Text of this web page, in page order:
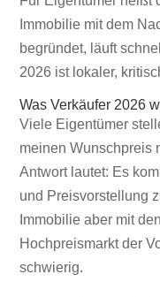
Immobilie mit dem
begründet, läuft
2026 ist lokaler,
Was Verkäufer 2026
Viele Eigentümer
meinen Wunschpreis
Antwort lautet: Es
und Preisvorstellung
Immobilie aber mit
Hochpreismarkt der
schwierig.